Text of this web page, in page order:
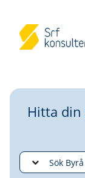
Hitta din